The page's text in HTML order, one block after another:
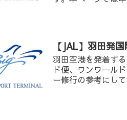
【JAL】羽田発
羽田空港を発着す
ド便、ワンワール
ー修行の参考にして